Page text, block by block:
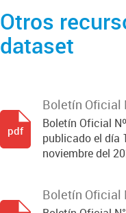
Otros
dataset
Boletín Oficial
Boletín Oficial
publicado el día
noviembre del
pdf
Boletín Oficial